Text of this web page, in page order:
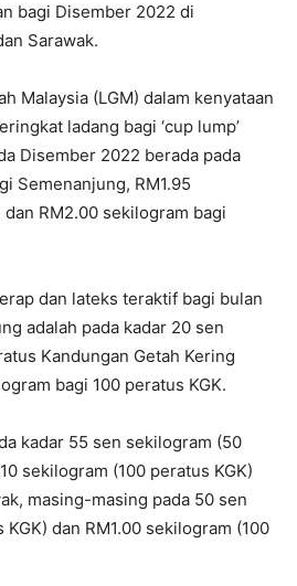
bagi Disember 2022 di
Sarawak.
Malaysia (LGM) dalam kenyataan
ladang bagi ‘cup lump’
Disember 2022 berada pada
Semenanjung, RM1.95
RM2.00 sekilogram bagi
dan lateks teraktif bagi bulan
adalah pada kadar 20 sen
Kandungan Getah Kering
bagi 100 peratus KGK.
kadar 55 sen sekilogram (50
sekilogram (100 peratus KGK)
masing-masing pada 50 sen
dan RM1.00 sekilogram (100